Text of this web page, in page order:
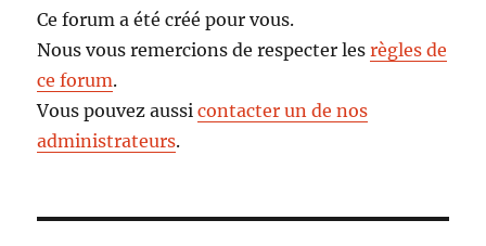
Ce forum a été créé pour vous.
Nous vous remercions de respecter lesrègles de
ce forum.
Vous pouvez aussicontacter un de nos
administrateurs.